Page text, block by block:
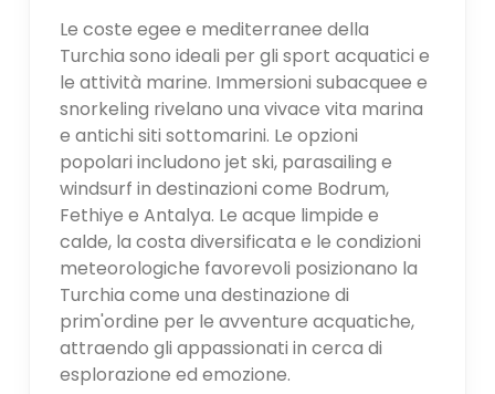
Le coste egee e mediterranee della
Turchia sono ideali per gli sport acquatici e
le attività marine. Immersioni subacquee e
snorkeling rivelano una vivace vita marina
e antichi siti sottomarini. Le opzioni
popolari includono jet ski, parasailing e
windsurf in destinazioni come Bodrum,
Fethiye e Antalya. Le acque limpide e
calde, la costa diversificata e le condizioni
meteorologiche favorevoli posizionano la
Turchia come una destinazione di
prim'ordine per le avventure acquatiche,
attraendo gli appassionati in cerca di
esplorazione ed emozione.